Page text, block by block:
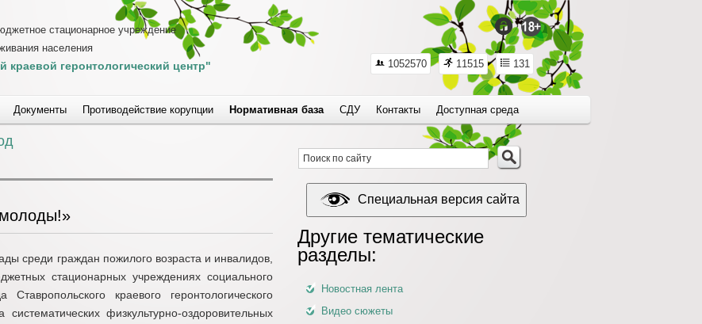
стационарное учреждение
населения
краевой геронтологический центр" 1052570 11515 131
Документы Противодействие корупции Нормативная база СДУ Контакты Доступная среда
среди граждан пожилого возраста и инвалидов,
стационарных учреждениях социального
краевого геронтологического
физкультурно-оздоровительных
Специальная версия сайта
Другие тематические
разделы:
Новостная лента
Видео сюжеты